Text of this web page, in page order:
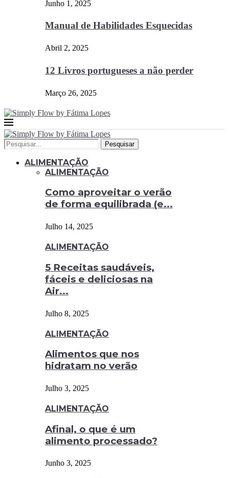
Junho 1, 2025
Manual de Habilidades Esquecidas
Abril 2, 2025
12 Livros portugueses a não perder
Março 26, 2025
Pesquisar
ALIMENTAÇÃO
ALIMENTAÇÃO
Como aproveitar o verão
de forma equilibrada (e...
Julho 14, 2025
ALIMENTAÇÃO
5 Receitas saudáveis,
fáceis e deliciosas na
Air...
Julho 8, 2025
ALIMENTAÇÃO
Alimentos que nos
hidratam no verão
Julho 3, 2025
ALIMENTAÇÃO
Afinal, o que é um
alimento processado?
Junho 3, 2025